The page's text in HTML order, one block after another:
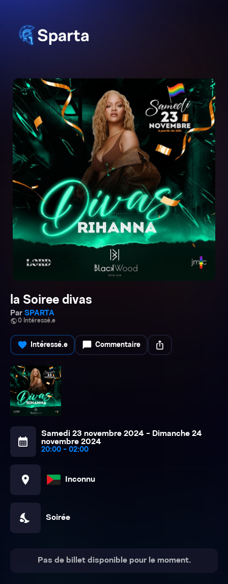
la Soiree divas
Par SPARTA
public0 Intéressé.e
favorite Intéressé.e chat_bubble Commentaire ios_share
calendar_month
Samedi 23 novembre 2024 - Dimanche 24
novembre 2024
20:00 - 02:00
location_on Inconnu
nights_stay Soirée
Pas de billet disponible pour le moment.